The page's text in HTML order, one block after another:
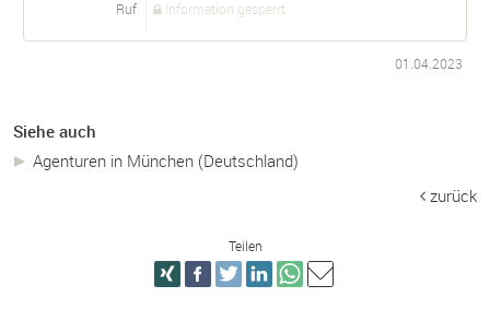
Ruf Information gesperrt
01.04.2023
Siehe auch
Agenturen in München (Deutschland)
zurück
Teilen